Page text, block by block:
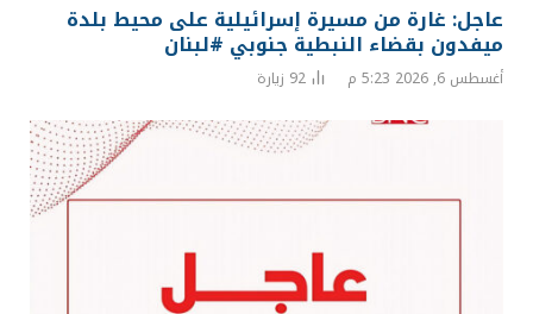
عاجل: غارة من مسيرة إسرائيلية على محيط بلدة
ميفدون بقضاء النبطية جنوبي #لبنان
أغسطس 6, 2026 5:23 م 92 زيارة